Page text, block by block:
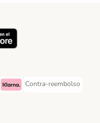
Method
Method
Klarna Payment Method
Contra-reembolso
Contra-reembolso